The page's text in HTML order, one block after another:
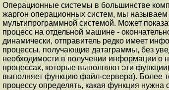
Операционные системы в большинстве
жаргон операционных систем, мы
мультипрограммной системой. Может
процесс на отдельной машине -
динамически, отправитель редко имеет
процессы, получающие датаграммы, без
необходимости в получении информации о
процессах, которые выполняют эти
выполняет функцию файл-сервера). Более
процессу опpеделять, какая функция нужна